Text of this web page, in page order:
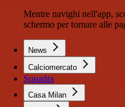
Mentre navighi nell'app,
schermo per tornare alle
News
Calciomercato
Squadra
Casa Milan